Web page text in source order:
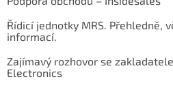
Řídicí jednotky MRS. Přehledně,
informací.
Zajímavý rozhovor se
Electronics